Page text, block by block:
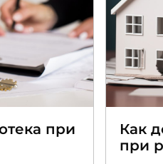
при
Как
при